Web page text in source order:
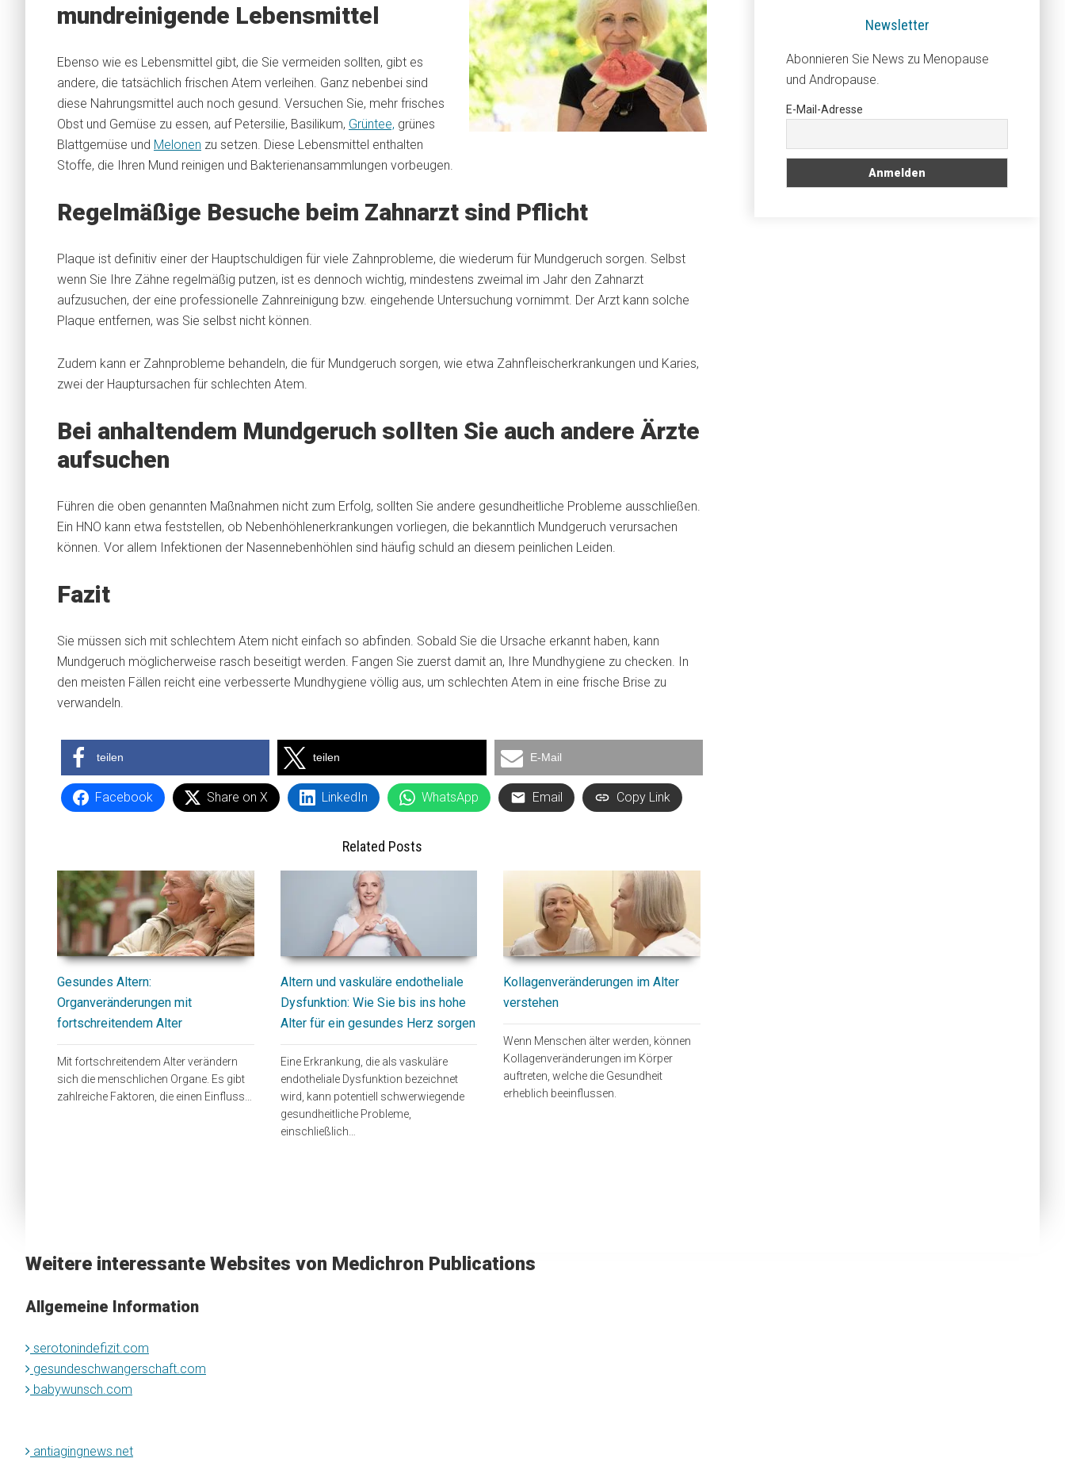
mundreinigende Lebensmittel
Ebenso wie es Lebensmittel gibt, die Sie vermeiden sollten, gibt es
andere, die tatsächlich frischen Atem verleihen. Ganz nebenbei sind
diese Nahrungsmittel auch noch gesund. Versuchen Sie, mehr frisches
Obst und Gemüse zu essen, auf Petersilie, Basilikum, Grüntee, grünes
Blattgemüse und Melonen zu setzen. Diese Lebensmittel enthalten
Stoffe, die Ihren Mund reinigen und Bakterienansammlungen vorbeugen.
Regelmäßige Besuche beim Zahnarzt sind Pflicht
Plaque ist definitiv einer der Hauptschuldigen für viele Zahnprobleme, die wiederum für Mundgeruch sorgen. Selbst
wenn Sie Ihre Zähne regelmäßig putzen, ist es dennoch wichtig, mindestens zweimal im Jahr den Zahnarzt
aufzusuchen, der eine professionelle Zahnreinigung bzw. eingehende Untersuchung vornimmt. Der Arzt kann solche
Plaque entfernen, was Sie selbst nicht können.
Zudem kann er Zahnprobleme behandeln, die für Mundgeruch sorgen, wie etwa Zahnfleischerkrankungen und Karies,
zwei der Hauptursachen für schlechten Atem.
Bei anhaltendem Mundgeruch sollten Sie auch andere Ärzte
aufsuchen
Führen die oben genannten Maßnahmen nicht zum Erfolg, sollten Sie andere gesundheitliche Probleme ausschließen.
Ein HNO kann etwa feststellen, ob Nebenhöhlenerkrankungen vorliegen, die bekanntlich Mundgeruch verursachen
können. Vor allem Infektionen der Nasennebenhöhlen sind häufig schuld an diesem peinlichen Leiden.
Fazit
Sie müssen sich mit schlechtem Atem nicht einfach so abfinden. Sobald Sie die Ursache erkannt haben, kann
Mundgeruch möglicherweise rasch beseitigt werden. Fangen Sie zuerst damit an, Ihre Mundhygiene zu checken. In
den meisten Fällen reicht eine verbesserte Mundhygiene völlig aus, um schlechten Atem in eine frische Brise zu
verwandeln.
teilen teilen E-Mail
Facebook Share on X LinkedIn WhatsApp Email Copy Link
Related Posts
Gesundes Altern:
Organveränderungen mit
fortschreitendem Alter
Mit fortschreitendem Alter verändern
sich die menschlichen Organe. Es gibt
zahlreiche Faktoren, die einen Einfluss…
Altern und vaskuläre endotheliale
Dysfunktion: Wie Sie bis ins hohe
Alter für ein gesundes Herz sorgen
Eine Erkrankung, die als vaskuläre
endotheliale Dysfunktion bezeichnet
wird, kann potentiell schwerwiegende
gesundheitliche Probleme,
einschließlich…
Kollagenveränderungen im Alter
verstehen
Wenn Menschen älter werden, können
Kollagenveränderungen im Körper
auftreten, welche die Gesundheit
erheblich beeinflussen.
Newsletter
Abonnieren Sie News zu Menopause
und Andropause.
E-Mail-Adresse
Weitere interessante Websites von Medichron Publications
Allgemeine Information
serotonindefizit.com
gesundeschwangerschaft.com
babywunsch.com
antiagingnews.net